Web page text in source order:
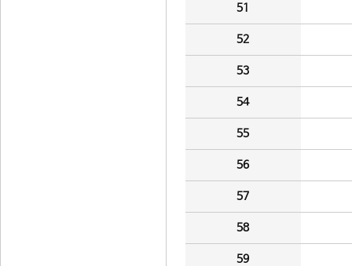
51
52
53
54
55
56
57
58
59